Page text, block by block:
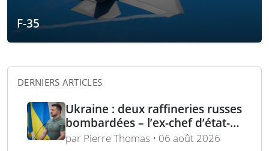
F-35
DERNIERS ARTICLES
Ukraine : deux raffineries russes
bombardées – l’ex-chef d’état-
major ukrainien juge l’OTAN
par Pierre Thomas • 06 août 2026